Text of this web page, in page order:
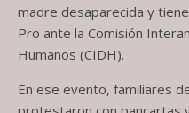
madre desaparecida y
Pro ante la Comisión
Humanos (CIDH).
En ese evento, familiares